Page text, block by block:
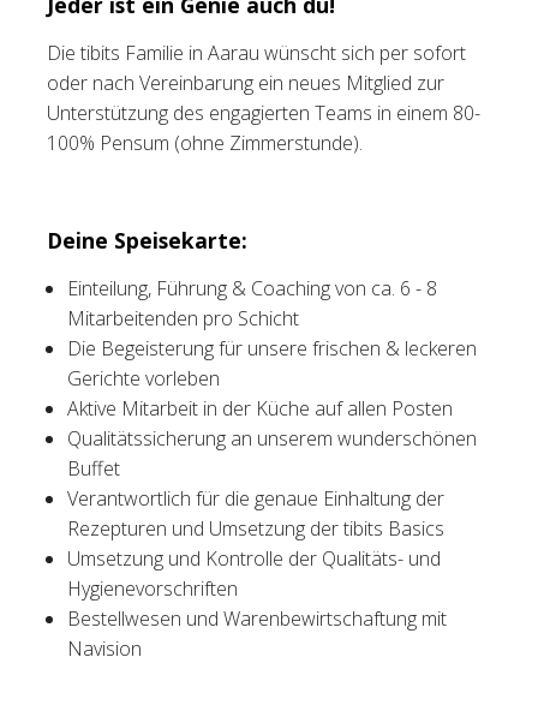
Tischreservation
Login
Schweiz (DE)
Die tibits Familie in Aarau wünscht sich per sofort
oder nach Vereinbarung ein neues Mitglied zur
Unterstützung des engagierten Teams in einem 80-
100% Pensum (ohne Zimmerstunde).
Deine Speisekarte:
Einteilung, Führung & Coaching von ca. 6 - 8
Mitarbeitenden pro Schicht
Die Begeisterung für unsere frischen & leckeren
Gerichte vorleben
Aktive Mitarbeit in der Küche auf allen Posten
Qualitätssicherung an unserem wunderschönen
Buffet
Verantwortlich für die genaue Einhaltung der
Rezepturen und Umsetzung der tibits Basics
Umsetzung und Kontrolle der Qualitäts- und
Hygienevorschriften
Bestellwesen und Warenbewirtschaftung mit
Navision